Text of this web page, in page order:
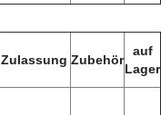
Zulassung Zubehör
auf
Lager